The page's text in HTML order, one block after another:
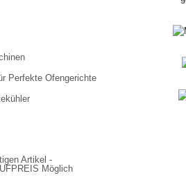
Perfekte Ofengerichte
Artikel -
Möglich